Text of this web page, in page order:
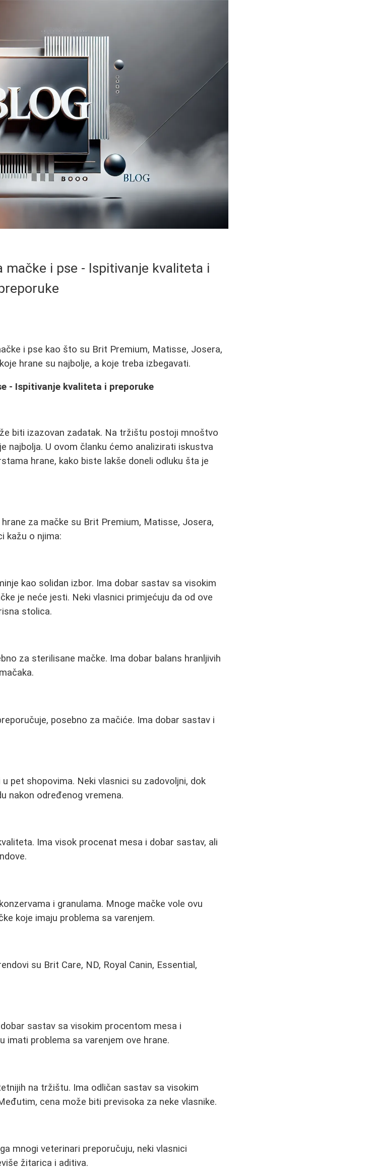
mačke i pse - Ispitivanje kvaliteta i
i pse kao što su Brit Premium, Matisse, Josera,
hrane su najbolje, a koje treba izbegavati.
- Ispitivanje kvaliteta i preporuke
biti izazovan zadatak. Na tržištu postoji mnoštvo
najbolja. U ovom članku ćemo analizirati iskustva
hrane, kako biste lakše doneli odluku šta je
za mačke su Brit Premium, Matisse, Josera,
kažu o njima:
kao solidan izbor. Ima dobar sastav sa visokim
je neće jesti. Neki vlasnici primjećuju da od ove
stolica.
za sterilisane mačke. Ima dobar balans hranljivih
posebno za mačiće. Ima dobar sastav i
pet shopovima. Neki vlasnici su zadovoljni, dok
nakon određenog vremena.
Ima visok procenat mesa i dobar sastav, ali
i granulama. Mnoge mačke vole ovu
koje imaju problema sa varenjem.
su Brit Care, ND, Royal Canin, Essential,
sastav sa visokim procentom mesa i
imati problema sa varenjem ove hrane.
na tržištu. Ima odličan sastav sa visokim
cena može biti previsoka za neke vlasnike.
mnogi veterinari preporučuju, neki vlasnici
žitarica i aditiva.